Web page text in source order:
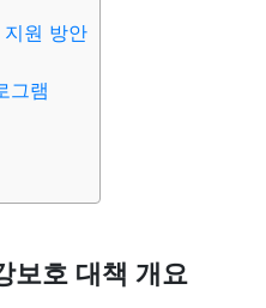
원 방안
그램
보호 대책 개요